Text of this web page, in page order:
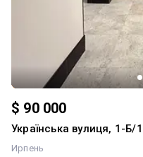
$ 90 000
Українська вулиця, 1-Б/1
Ирпень